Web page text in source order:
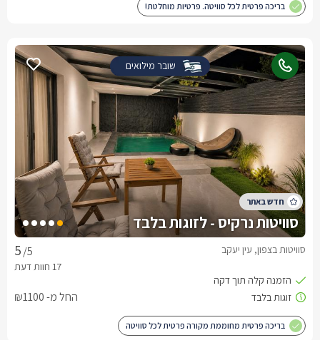
בריכה פרטית לכל סוויטה. פרטיות מוחלטת!
שובר מילואים
סוויטות נרקיס - לזוגות בלבד
/5 סוויטות בצפון, עין יעקב
החל מ- ₪1100
בריכה פרטית מחוממת מקורה פרטית לכל סוויטה